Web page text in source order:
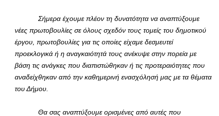
Σήμερα έχουμε πλέον τη δυνατότητα να αναπτύξουμε
νέες πρωτοβουλίες σε όλους σχεδόν τους τομείς του δημοτικού
έργου, πρωτοβουλίες για τις οποίες είχαμε δεσμευτεί
προεκλογικά ή η αναγκαιότητά τους ανέκυψε στην πορεία με
βάση τις ανάγκες που διαπιστώθηκαν ή τις προτεραιότητες που
αναδείχθηκαν από την καθημερινή ενασχόλησή μας με τα θέματα
του Δήμου.
Θα σας αναπτύξουμε ορισμένες από αυτές που